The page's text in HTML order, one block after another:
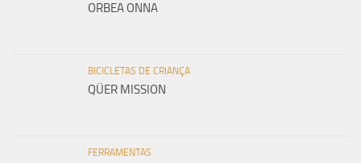
ORBEA ONNA
BICICLETAS DE CRIANÇA
QÜER MISSION
FERRAMENTAS